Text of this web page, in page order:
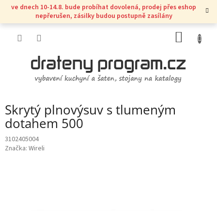
Přejít
obsah
ve dnech 10-14.8. bude probíhat dovolená, prodej přes eshop
nepřerušen, zásilky budou postupně zasílány
KOŠÍK
Skrytý plnovýsuv s tlumeným
dotahem 500
3102405004
Značka: Wireli